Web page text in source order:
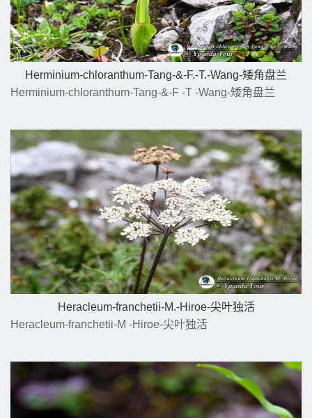
Herminium-chloranthum-Tang-&-F.-T.-Wang-矮角盘兰
Herminium-chloranthum-Tang-&-F -T -Wang-矮角盘兰
Heracleum-franchetii-M.-Hiroe-尖叶独活
Heracleum-franchetii-M -Hiroe-尖叶独活